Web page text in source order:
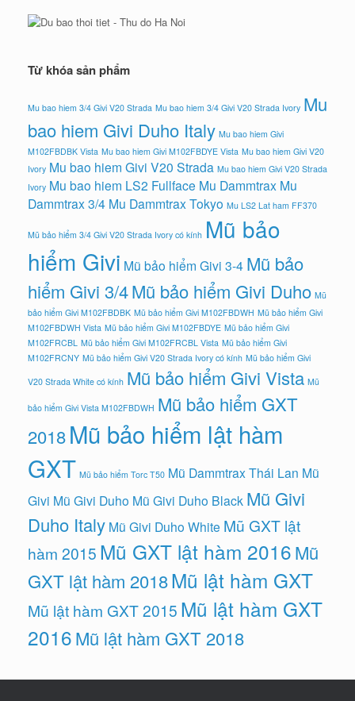
Từ khóa sản phẩm
Mu bao hiem 3/4 Givi V20 Strada Mu bao hiem 3/4 Givi V20 Strada Ivory Mu
bao hiem Givi Duho Italy Mu bao hiem Givi
M102FBDBK Vista Mu bao hiem Givi M102FBDYE Vista Mu bao hiem Givi V20
Ivory Mu bao hiem Givi V20 Strada Mu bao hiem Givi V20 Strada
Ivory Mu bao hiem LS2 Fullface Mu Dammtrax Mu
Dammtrax 3/4 Mu Dammtrax Tokyo Mu LS2 Lat ham FF370
Mũ bảo hiểm 3/4 Givi V20 Strada Ivory có kính Mũ bảo
hiểm Givi Mũ bảo hiểm Givi 3-4 Mũ bảo
hiểm Givi 3/4Mũ bảo hiểm Givi Duho Mũ
bảo hiểm Givi M102FBDBK Mũ bảo hiểm Givi M102FBDWH Mũ bảo hiểm Givi
M102FBDWH Vista Mũ bảo hiểm Givi M102FBDYE Mũ bảo hiểm Givi
M102FRCBL Mũ bảo hiểm Givi M102FRCBL Vista Mũ bảo hiểm Givi
M102FRCNY Mũ bảo hiểm Givi V20 Strada Ivory có kính Mũ bảo hiểm Givi
V20 Strada White có kính Mũ bảo hiểm Givi Vista Mũ
bảo hiểm Givi Vista M102FBDWH Mũ bảo hiểm GXT
2018Mũ bảo hiểm lật hàm
GXT Mũ bảo hiểm Torc T50 Mũ Dammtrax Thái Lan Mũ
Givi Mũ Givi Duho Mũ Givi Duho Black Mũ Givi
Duho Italy Mũ Givi Duho White Mũ GXT lật
hàm 2015 Mũ GXT lật hàm 2016Mũ
GXT lật hàm 2018Mũ lật hàm GXT
Mũ lật hàm GXT 2015 Mũ lật hàm GXT
2016Mũ lật hàm GXT 2018